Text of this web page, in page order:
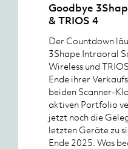
Goodbye
& TRIOS 4
Der Countdown
3Shape Intraoral
Wireless und
Ende ihrer
beiden Scanner-
aktiven Portfolio
jetzt noch die
letzten Geräte zu
Ende 2025. Was